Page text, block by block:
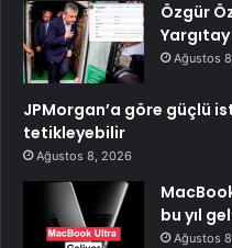
Özgür
Ağustos
JPMorgan’a göre güçlü
tetikleyebilir
Ağustos 8, 2026
bu yıl
Ağustos